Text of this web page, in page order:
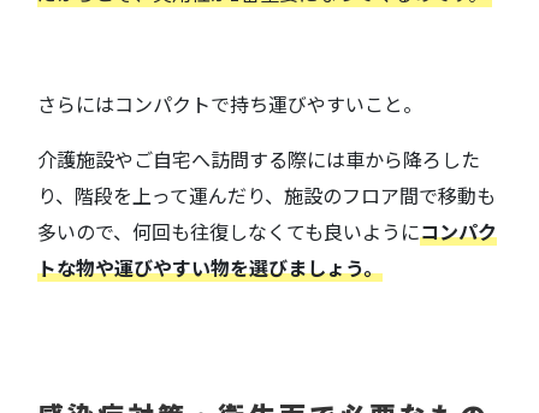
さらにはコンパクトで持ち運びやすいこと。
介護施設やご自宅へ訪問する際には車から降ろした
り、階段を上って運んだり、施設のフロア間で移動も
多いので、何回も往復しなくても良いようにコンパク
トな物や運びやすい物を選びましょう。